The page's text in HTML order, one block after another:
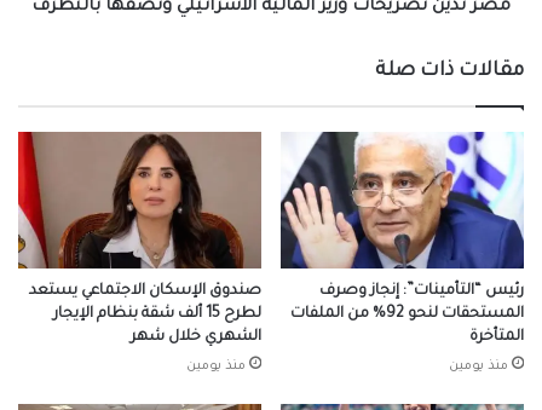
مصر تدين تصريحات وزير المالية الاسرائيلي وتصفها بالتطرف
مقالات ذات صلة
رئيس “التأمينات”: إنجاز وصرف
المستحقات لنحو 92% من الملفات
المتأخرة
منذ يومين
صندوق الإسكان الاجتماعي يستعد
لطرح 15 ألف شقة بنظام الإيجار
الشهري خلال شهر
منذ يومين